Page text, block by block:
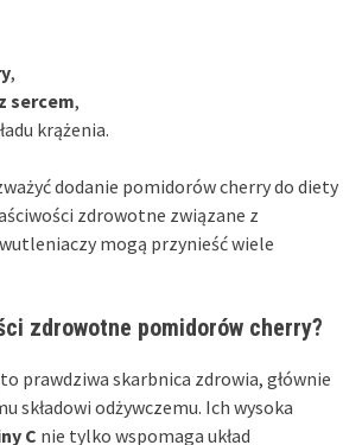
,
sercem,
krążenia.
dodanie pomidorów cherry do diety
zdrowotne związane z
mogą przynieść wiele
zdrowotne pomidorów cherry?
to prawdziwa skarbnica zdrowia, głównie
składowi odżywczemu. Ich wysoka
C nie tylko wspomaga układ